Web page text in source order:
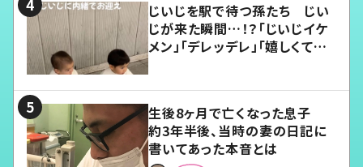
じいじを駅で待つ孫たち じい
じが来た瞬間…！？「じいじイケ
メン」「デレッデレ」「嬉しくて可
生後8ヶ月で亡くなった息子
約3年半後、当時の妻の日記に
書いてあった本音とは